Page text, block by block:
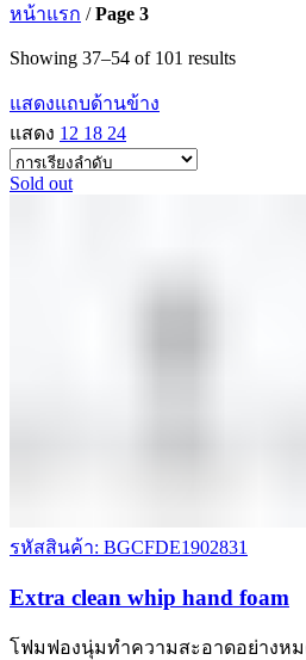
หน้าแรก /Page 3
Showing 37–54 of 101 results
แสดงแถบด้านข้าง
แสดง 12 18 24
Sold out
รหัสสินค้า: BGCFDE1902831
Extra clean whip hand foam
โฟมฟองนุ่มทำความสะอาดอย่างห